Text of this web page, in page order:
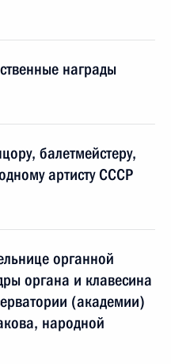
награды
балетмейстеру,
артисту СССР
органной
органа и клавесина
(академии)
народной